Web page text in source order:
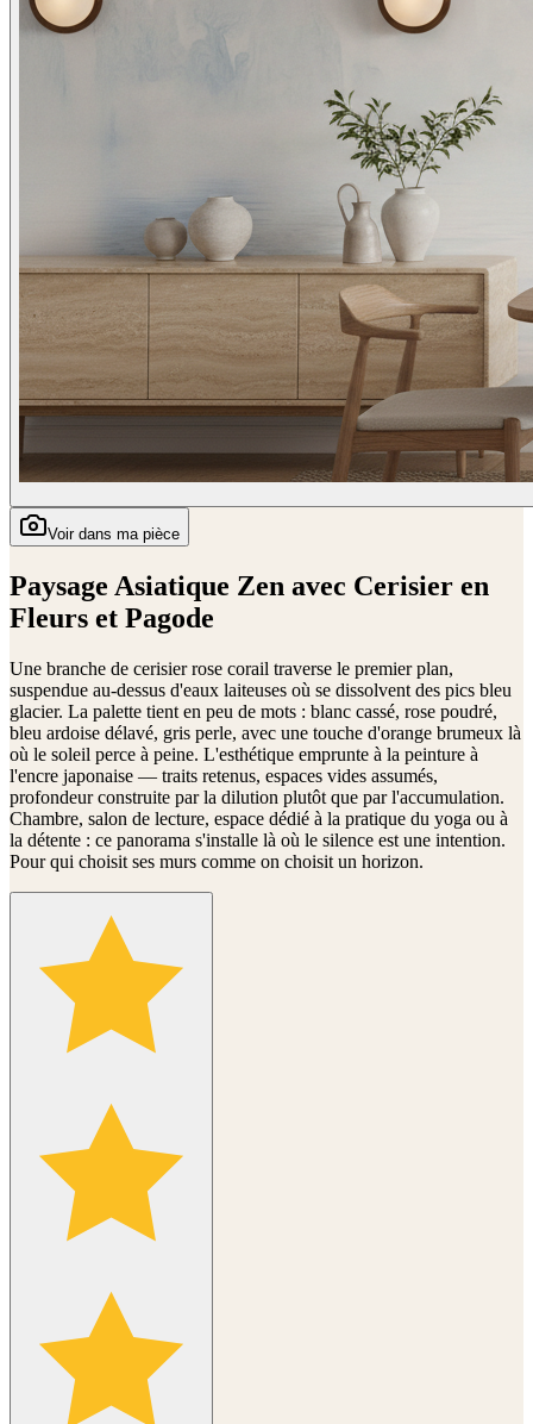
Voir dans ma pièce
Paysage Asiatique Zen avec Cerisier en
Fleurs et Pagode
Une branche de cerisier rose corail traverse le premier plan,
suspendue au-dessus d'eaux laiteuses où se dissolvent des pics bleu
glacier. La palette tient en peu de mots : blanc cassé, rose poudré,
bleu ardoise délavé, gris perle, avec une touche d'orange brumeux là
où le soleil perce à peine. L'esthétique emprunte à la peinture à
l'encre japonaise — traits retenus, espaces vides assumés,
profondeur construite par la dilution plutôt que par l'accumulation.
Chambre, salon de lecture, espace dédié à la pratique du yoga ou à
la détente : ce panorama s'installe là où le silence est une intention.
Pour qui choisit ses murs comme on choisit un horizon.